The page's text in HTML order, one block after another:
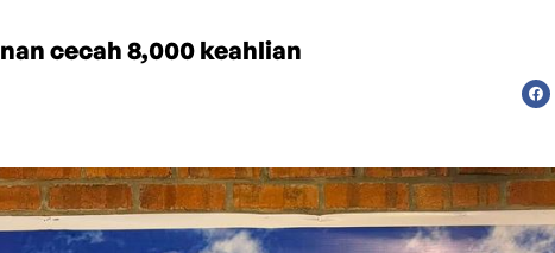
cecah 8,000 keahlian